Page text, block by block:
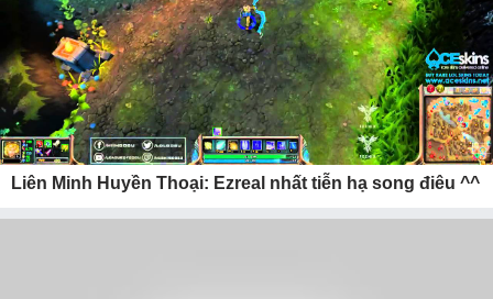
Liên Minh Huyền Thoại: Ezreal nhất tiễn hạ song điêu ^^